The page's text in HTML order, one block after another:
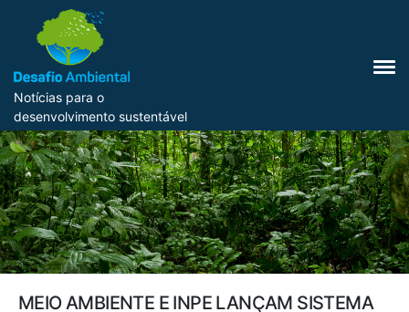
Notícias para o
desenvolvimento sustentável
MEIO AMBIENTE E INPE LANÇAM SISTEMA